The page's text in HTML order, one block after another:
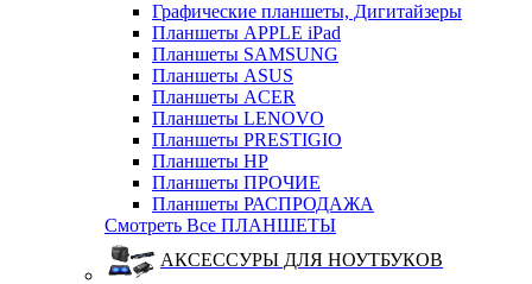
Графические планшеты, Дигитайзеры
Планшеты APPLE iPad
Планшеты SAMSUNG
Планшеты ASUS
Планшеты ACER
Планшеты LENOVO
Планшеты PRESTIGIO
Планшеты HP
Планшеты ПРОЧИЕ
Планшеты РАСПРОДАЖА
Смотреть Все ПЛАНШЕТЫ
АКСЕССУРЫ ДЛЯ НОУТБУКОВ